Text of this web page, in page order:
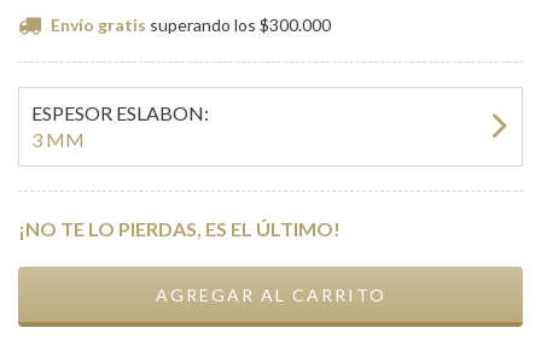
Envío gratis superando los $300.000
ESPESOR ESLABON:
3 MM
¡NO TE LO PIERDAS, ES EL ÚLTIMO!